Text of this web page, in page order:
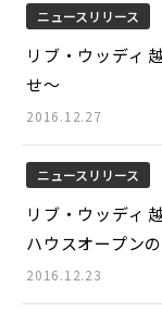
ニュースリリース
リブ・ウッディ
せ～
2016.12.27
ニュースリリース
リブ・ウッディ
ハウスオープン
2016.12.23